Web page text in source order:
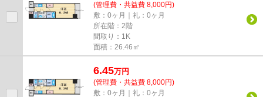
(管理費・共益費 8,000円)
敷：0ヶ月｜礼：0ヶ月
所在階：2階
間取り：1K
面積：26.46㎡
6.45万円
(管理費・共益費 8,000円)
敷：0ヶ月｜礼：0ヶ月